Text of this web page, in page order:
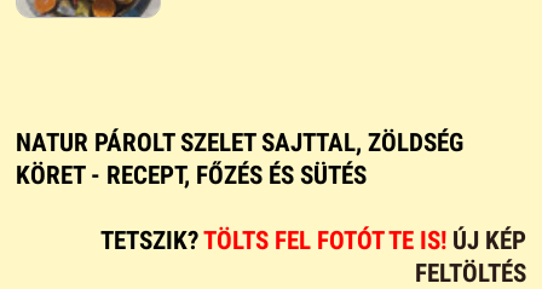
NATUR PÁROLT SZELET SAJTTAL, ZÖLDSÉG
KÖRET - RECEPT, FŐZÉS ÉS SÜTÉS
TETSZIK?TÖLTS FEL FOTÓT TE IS! ÚJ KÉP
FELTÖLTÉS